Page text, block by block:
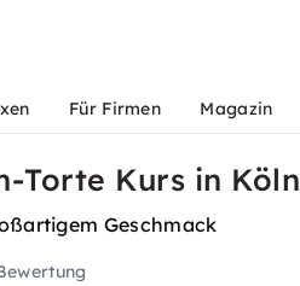
Für Firmen Magazin
Torte Kurs in Köln
Geschmack